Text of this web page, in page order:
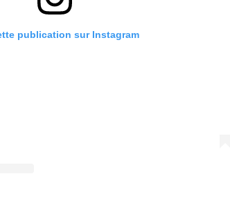
publication sur Instagram